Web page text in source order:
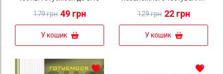
49 грн
179 грн
У кошик
з англійської мови
22 грн
129 грн
У кошик